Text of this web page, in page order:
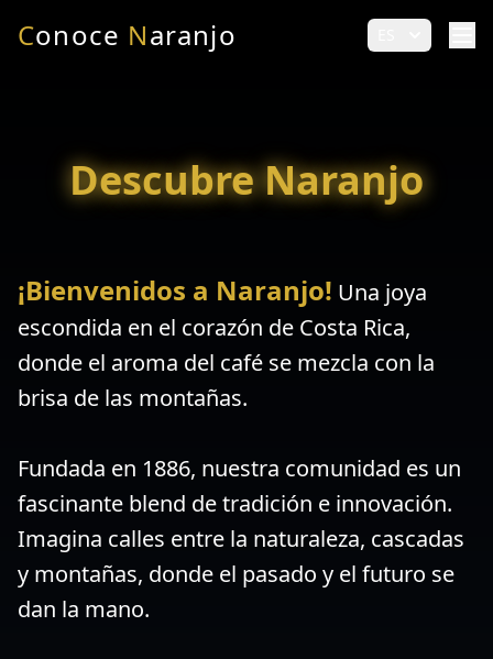
Conoce Naranjo
Descubre Naranjo
¡Bienvenidos a Naranjo! Una joya
escondida en el corazón de Costa Rica,
donde el aroma del café se mezcla con la
brisa de las montañas.
Fundada en 1886, nuestra comunidad es un
fascinante blend de tradición e innovación.
Imagina calles entre la naturaleza, cascadas
y montañas, donde el pasado y el futuro se
dan la mano.